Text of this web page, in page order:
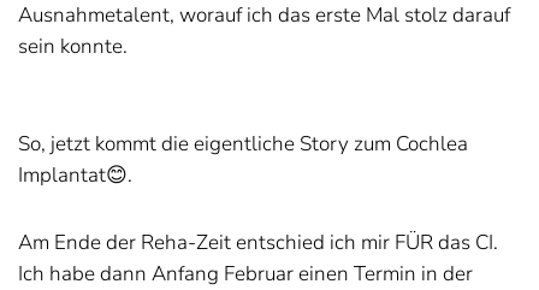
Ausnahmetalent, worauf ich das erste Mal stolz darauf
sein konnte.
So, jetzt kommt die eigentliche Story zum Cochlea
Implantat😊.
Am Ende der Reha-Zeit entschied ich mir FÜR das CI.
Ich habe dann Anfang Februar einen Termin in der